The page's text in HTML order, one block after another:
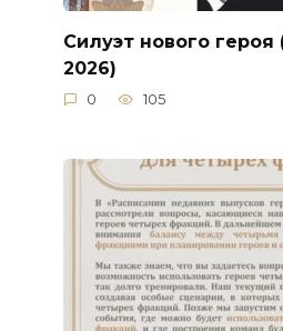
Силуэт нового героя
2026)
0 105